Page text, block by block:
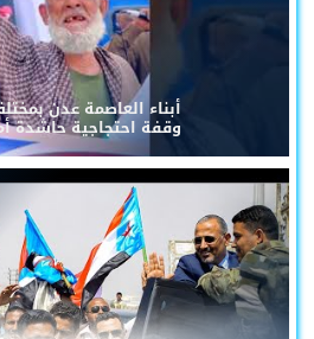
أبناء العاصمة عدن
وقفة احتجاجية حاشدة